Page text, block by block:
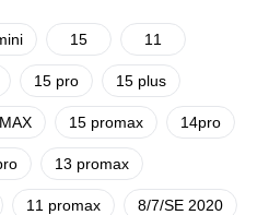
15 11
15 pro 15 plus
15 promax 14pro
13 promax
11 promax 8/7/SE 2020